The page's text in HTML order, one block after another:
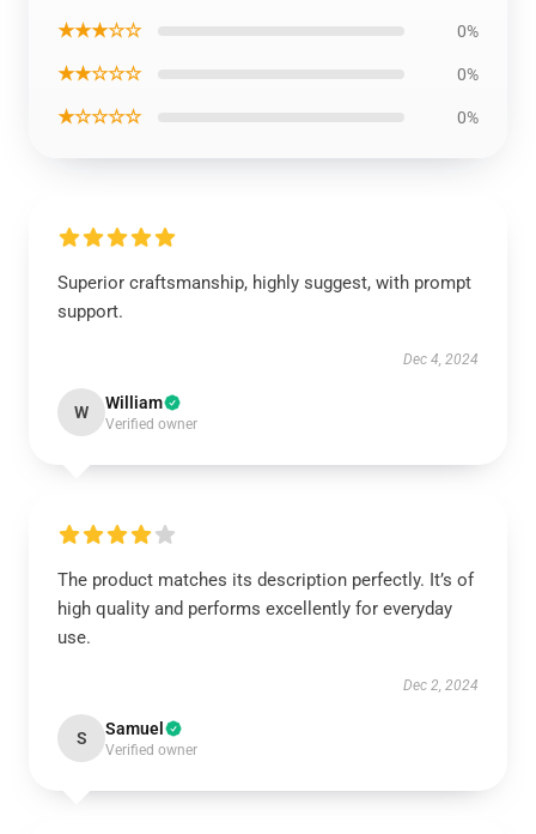
★★★☆☆ 0%
★★☆☆☆ 0%
★☆☆☆☆ 0%
Superior craftsmanship, highly suggest, with prompt
support.
Dec 4, 2024
W William
Verified owner
The product matches its description perfectly. It’s of
high quality and performs excellently for everyday
use.
Dec 2, 2024
S Samuel
Verified owner